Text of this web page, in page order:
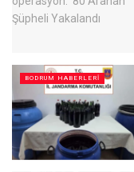
BODRUM HABERLERI